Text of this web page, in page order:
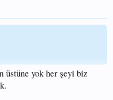
üstüne yok her şeyi biz